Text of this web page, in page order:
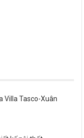
Villa Tasco-Xuân